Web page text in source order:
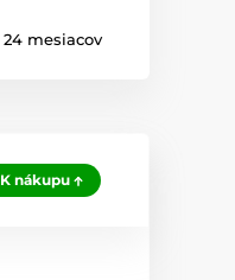
24 mesiacov
K nákupu